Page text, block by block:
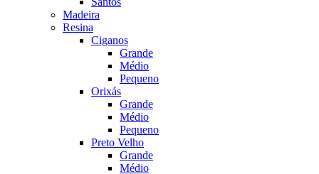
Madeira
Resina
Ciganos
Grande
Médio
Pequeno
Orixás
Grande
Médio
Pequeno
Preto Velho
Grande
Médio